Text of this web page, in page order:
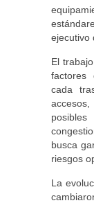
ejecutivo
El
factores
cada
busca
riesgos
La